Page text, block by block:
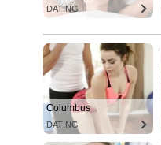
DATING
Columbus
DATING